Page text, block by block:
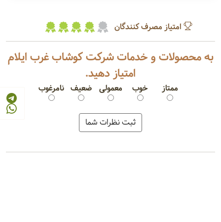
امتیاز مصرف کنندگان
به محصولات و خدمات شرکت کوشاب غرب ایلام
امتیاز دهید.
نامرغوب ضعیف معمولی خوب ممتاز